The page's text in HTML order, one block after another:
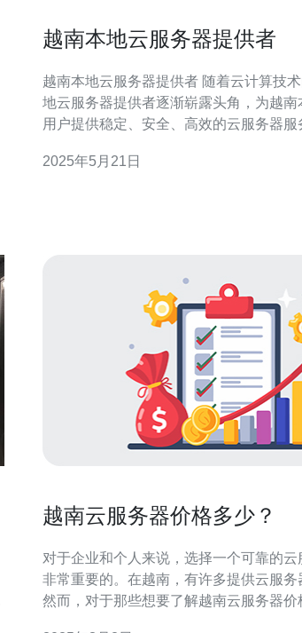
越南本地云服务器提供者
越南本地云服务器提供者 随着云计算技术的发展，越南本
地云服务器提供者逐渐崭露头角，为越南
用户提供稳定、安全、高效的云服务器服
2025年5月21日
越南云服务器价格多少？
对于企业和个人来说，选择一个可靠的云
非常重要的。在越南，有许多提供云服务
然而，对于那些想要了解越南云服务器价